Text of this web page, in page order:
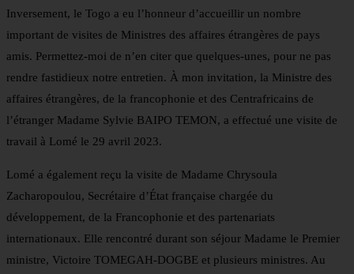
Inversement, le Togo a eu l’honneur d’accueillir un nombre
important de visites de Ministres des affaires étrangères de pays
amis. Permettez-moi de n’en citer que quelques-unes, pour ne pas
rendre fastidieux notre entretien. À mon invitation, la Ministre des
affaires étrangères, de la francophonie et des Centrafricains de
l’étranger Madame Sylvie BAIPO TEMON, a effectué une visite de
travail à Lomé le 29 avril 2023.
Lomé a également reçu la visite de Madame Chrysoula
Zacharopoulou, Secrétaire d’État française chargée du
développement, de la Francophonie et des partenariats
internationaux. Elle rencontré durant son séjour Madame le Premier
ministre, Victoire TOMEGAH-DOGBE et plusieurs ministres. Au